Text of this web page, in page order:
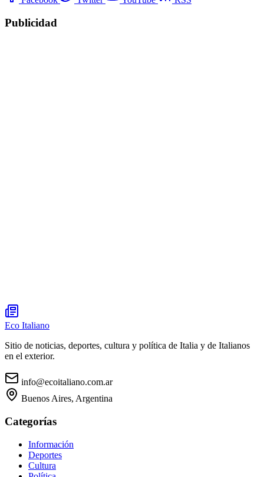
Publicidad
Eco Italiano
Sitio de noticias, deportes, cultura y política de Italia y de Italianos
en el exterior.
info@ecoitaliano.com.ar
Buenos Aires, Argentina
Categorías
Información
Deportes
Cultura